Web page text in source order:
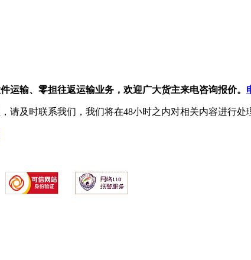
运输、零担往返运输业务，欢迎广大货主来电咨询报价。
及时联系我们，我们将在48小时之内对相关内容进行处